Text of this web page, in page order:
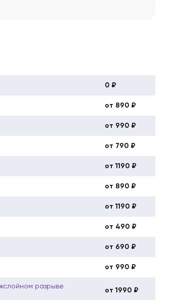
0 ₽
от 890 ₽
от 990 ₽
от 790 ₽
от 1190 ₽
от 890 ₽
от 1190 ₽
от 490 ₽
от 690 ₽
от 990 ₽
разрыве
от 1990 ₽